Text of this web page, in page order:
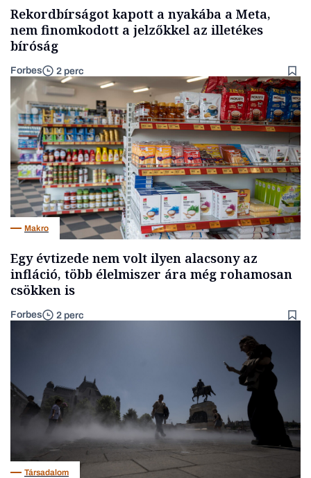
Rekordbírságot kapott a nyakába a Meta,
nem finomkodott a jelzőkkel az illetékes
bíróság
Forbes 2 perc
Makro
Egy évtizede nem volt ilyen alacsony az
infláció, több élelmiszer ára még rohamosan
csökken is
Forbes 2 perc
Társadalom